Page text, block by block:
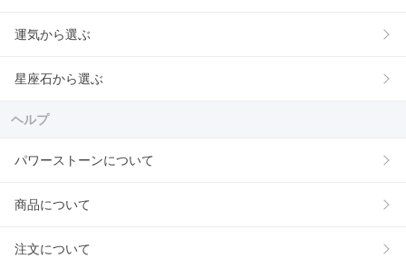
運気から選ぶ
星座石から選ぶ
ヘルプ
パワーストーンについて
商品について
注文について